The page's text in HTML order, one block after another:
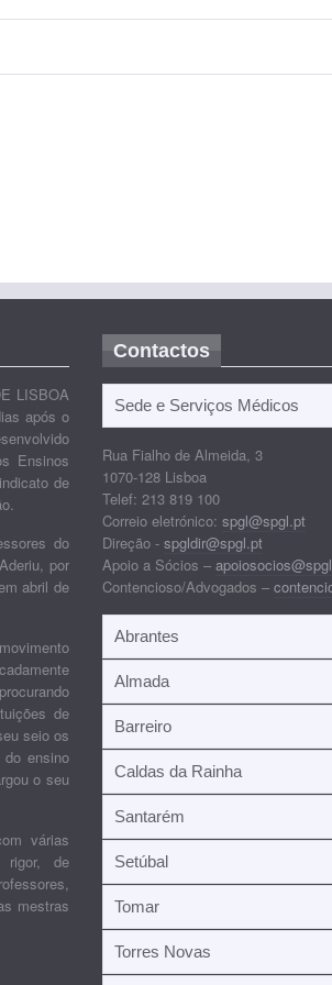
LISBOA
após o
Ensinos
de
do
por
abril de
de
seio os
ensino
o seu
várias
rigor, de
mestras
Contactos
Sede e Serviços Médicos
Rua Fialho de Almeida, 3
1070-128 Lisboa
Telef: 213 819 100
Correio eletrónico: spgl@spgl.pt
Direção - spgldir@spgl.pt
Apoio a Sócios –
Contencioso/Advogados –
Abrantes
Almada
Barreiro
Caldas da Rainha
Santarém
Setúbal
Tomar
Torres Novas